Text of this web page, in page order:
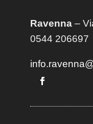
Ravenna–
0544 206697